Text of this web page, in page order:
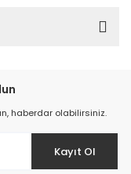
haberdar olabilirsiniz.
Kayıt Ol